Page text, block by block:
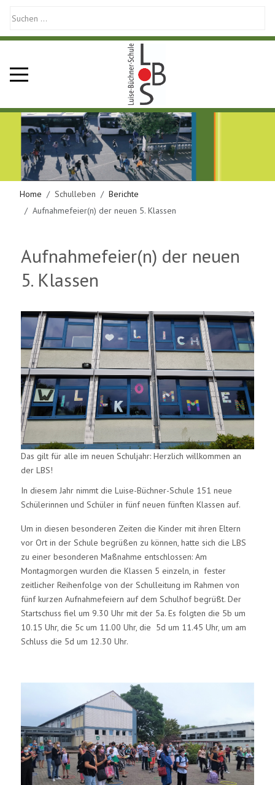
Mobile Menu Toggle
Home Schulleben
Berichte
Aufnahmefeier(n) der neuen 5. Klassen
Aufnahmefeier(n) der neuen
5. Klassen
Das gilt für alle im neuen Schuljahr: Herzlich willkommen an
der LBS!
In diesem Jahr nimmt die Luise-Büchner-Schule 151 neue
Schülerinnen und Schüler in fünf neuen fünften Klassen auf.
Um in diesen besonderen Zeiten die Kinder mit ihren Eltern
vor Ort in der Schule begrüßen zu können, hatte sich die LBS
zu einer besonderen Maßnahme entschlossen: Am
Montagmorgen wurden die Klassen 5 einzeln, in fester
zeitlicher Reihenfolge von der Schulleitung im Rahmen von
fünf kurzen Aufnahmefeiern auf dem Schulhof begrüßt. Der
Startschuss fiel um 9.30 Uhr mit der 5a. Es folgten die 5b um
10.15 Uhr, die 5c um 11.00 Uhr, die 5d um 11.45 Uhr, um am
Schluss die 5d um 12.30 Uhr.